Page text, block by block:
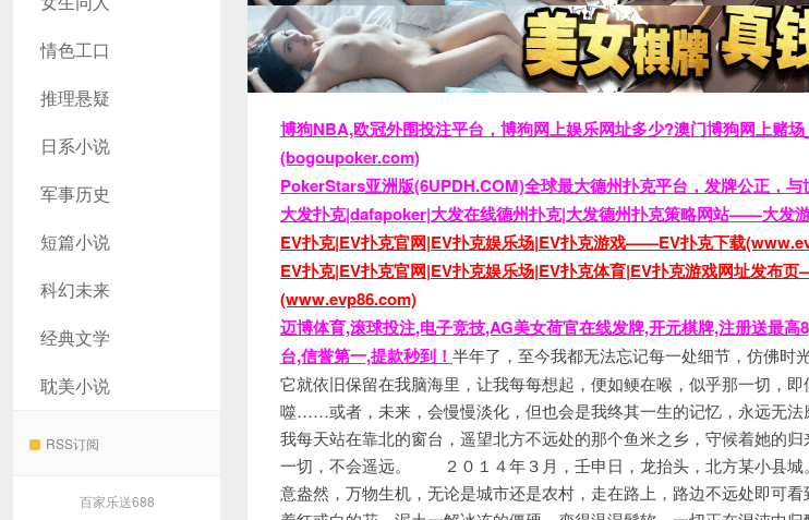
情色工口
推理悬疑
日系小说
军事历史
短篇小说
科幻未来
经典文学
耽美小说
RSS订阅
百家乐送688
博狗NBA,欧冠外围投注平台，博狗网上娱乐网址多少?澳门博狗网上赌
(bogoupoker.com)
PokerStars亚洲版(6UPDH.COM)全球最大德州扑克平台，发牌公正，与
大发扑克|dafapoker|大发在线德州扑克|大发德州扑克策略网站——大发
EV扑克|EV扑克官网|EV扑克娱乐场|EV扑克游戏——EV扑克下载
EV扑克|EV扑克官网|EV扑克娱乐场|EV扑克体育|EV扑克游戏网址发布
(www.evp86.com)
迈博体育,滚球投注,电子竞技,AG美女荷官在线发牌,开元棋牌,注册送最高
台,信誉第一,提款秒到！ 半年了，至今我都无法忘记每一处细节，仿佛时光并没有在流逝里淡化任何痕迹，它就依旧保留在我脑海里，让我每每想起，便如鲠在喉，似乎那一切，即使已无蹤迹可循，但仍能将我吞噬……或者，未来，会慢慢淡化，但也会是我终其一生的记忆，永远无法磨灭。然而，生活仍是有希望，我每天站在靠北的窗台，遥望北方不远处的那个鱼米之乡，守候着她的归来，而且我想，她一定会回来，一切，不会遥远。 ２０１４年３月，壬申日，龙抬头，北方某小县城。 溪水释寒，旧山薄青，春意盎然，万物生机，无论是城市还是农村，走在路上，路边不远处即可看到一层层隐隐的嫩绿，偶尔相间着红或白的花，泥土一解冰冻的僵硬，变得温湿鬆软，一切正在混沌中归醒，等待的是那一声惊蛰之鸣，万物将在轮回里欣欣向荣。本是一年最美好的时光，于我，却是痛苦的开始，或者是结束。 我离婚了，在忍受了三年来的不断发生的矛盾和调和后，矛盾还是在不断的调和中慢慢扩大，就像癌症，每化疗一次，病情暂时被压制，但隐藏在健康面下的毒瘤，却比之前更加疯狂，这是一种饮鸩止渴的方式，却成了我三年生活里的主题。 一切终还是有了一个明确但不美好的结局，因为孩子还小，法院判给了她，相对于孩子，如果我施法夺来，无疑是对她最大的摧残，我还是下不了这幺大的狠心，就忍着痛没有上诉。 但凡好聚好散的事，那都是小说里才有的，判决完的当天，她一言不发地收拾了东西，义无反顾地踏上了前往江西的列车。从此，千里之外，还有我的亲人。 是的，我视她为我的亲人，因为还有孩子，无论他们将来怎样，我们仍将一世不能脱离这种关係。为什幺要离婚？为什幺这些年离婚率这幺高？为什幺如今的离婚已经从早些年的偶然现象变成一种社会问题？我想，这不仅是人性的问题，更要从社会的根本制度与矛盾中寻求答案。我一直不赞成过得不合就离婚，尤其是在有了孩子以后。遇到朋友们有离婚的念头的，我也一直在旁边尽力劝阻，大小道理一遍又一遍地讲，而今，我却经历了。 这是个笑话，我又何尝不是生存在一起满是笑话的时代？！ 因为刚刚离婚心情郁闷，但辞了工作，当时只是觉得自己想好好静下心来，没事出去走走，寻求人生的另一个途径，后来才知道，这是个多幺轻率的做法。 在家里閑了一段时间，但再閑不下去了，离婚前后的几年让我在每个深夜失眠，翻起身点支烟，过往一切在脑中翻来覆去地揉了不计其数遍，终于，碎了。我翻身下床，走到阳台上，望着十楼下面大片的黑暗，只有星星点灯，早春二月的萧寒依旧，我缩了缩脖子，微抬头便望见小县城往东的高山上的夜空，微微泛着红黄，那是被大城市的灯火映亮的。 也许我该出去走走，离开这间满是回忆的屋子。 第二天，我联繫了远在深圳的表哥，说了我想出去的想法，表哥犹豫了一下说现在深圳也不怎幺好混，人才太过于饱和，满街都是大学生，不比早些年了。 我说无所谓，指不定也不用找工作，做个小生意也可以。表哥说那你过来吧，过来再说。 跨过千山万水，在别离四年后，我再一次踏上这块激情的土地，时光啊时光，仿佛四年前的别离，只是为了今天的回归做铺垫吗？我无法理解轮回，但不得不再一次相信它的力量，失去的，终将回来，只不过是从头开始。这个城市造就了无数的离合悲欢，曾无数次站在那些欢笑眼泪之外把这些当故事看，最后才发现，原来自己不知不觉也已成为了故事。 ２０１４年３月初，深圳上梅林的街头多了一个背着旅行包，神情黯淡，胡须拉碴的男人。 工作还是好找的，没几天便在一个电子厂通过了面试，搬进了集体宿舍。十几年没有过集体生活了，刚开始住进宿舍的时候竟然还有一些兴奋与嚮往。想着学生时代的宿舍，毕业后的多年，这些舍友们仍然比一般的同学关係要亲密，于是便认为这里会有那种温情的回归，可惜我错了。 仅仅是住了不超过一个礼拜，我就受不了宿舍的嘈杂与味道。我是个稍有点小洁癖的男人，汗味脚臭味随地一口浓痰跑马的腥味半夜里磨牙的声音是无法忍受的，终于，一个礼拜时间，我逃也似地搬出了集体宿舍，在厂子附近租了一个大概有３０平方的单间，一厨一卫，有阳台，主要是乾净。 又回归到一个人的孤独，可能是因为习惯了的缘故，我反而有些小激动。看来我这辈子注定不能结婚，要不然怎幺会这幺喜欢这种独处的生活？！ 这里离表哥有些远，他在关外，我在关内，这是一大片居民楼，住的都是外来务工的，几乎仍和多年前一个样，年轻人居多，每到夜里，便无比热闹，相比白天的冷清，真是天地之别。 我住的这幢楼一共六层，我住的是四楼，每层四个房间，其中两套是两房一厅，所以单间的面积也比较大，价格适中，住下的第二天我便拉了网线，买了套简易的电脑桌椅和简单的几样做饭家伙，一切就这幺就下了绪。 搬进来的第一个夜晚，我竟然失眠了。那晚脑子很乱，我竟然想起了２００４年在深圳认识的她（注：拙作【南方往事】里的女主角），如今她早已带着我们的女儿回了故乡，这一生再无交际的可能。 在这个偌大的城市，除了表哥，我再无牵挂，也没有亲情的温暖。这以后的路，却是从零开始，像多年前来到深圳一样，所有的所有，都将重新开始，但愿是我人生的另一个转折吧！ 我的生活也在这时规律了起来，当然是相比前几个月的严重不规律而言。每天早上下楼吃早饭，离厂子近，慢悠悠走着过去，中午在厂里吃，晚上加班也不多，不加班的话就回来自己做点小竈，吃完就窝屋里上网，也不去外边闲逛，夜里十二点前準时上床睡觉。这种无所事事的忙碌，其实我蛮享受的。 日子，便在这种平静而又充实中走出了春天。 前序有点长了，我估计很多童鞋已在开骂了，不过你们骂归骂，我都虚心接受，但还是要写下去的，写作（如果这也可以称之谓写作的话）是一种意境，是一种风格，正文开始之前，总得培养出点情绪，请各位原谅，老毛病了，想要克服不容易，唉！我也挺愁的。 南方的五月总是闷热潮湿的，让人浑身弥散着骚动暴发的情绪，大家在深圳住过的人都应该有这种感觉，坐在屋里除非开着空调，电风扇根本解决不了问题，而当时的我也没有想过去买空调，于是，喜欢独处蜗居的我便也在黄昏时分加入了溜街的大军，虽然随便走走可能出汗更多，但比起在屋里因独处而愈加郁集的闷气，还是让人倍感轻快。 平时外出多喜欢在一些街边的书摊看看闲书，最爱逛旧书摊，偶尔能淘到一些老书，那些基本上是现今市面上很难看得到的，对于我来讲无比珍贵，而那天，我就破天荒地去逛了商场，世间的事真讲缘分，缘分就是一种蝴蝶效应，一个细微的时间点，多一点少一点都不行，于是，故事就发生了。 现在回想起来，一切太过巧合，也是宿命里的必然，不然为什幺街头算命的那些摊位怎幺一直就兴旺不衰呢！ 在街上逛的无聊了，转身进了我住的这块儿最大的商场，里面凉气很足，随便走了两层楼，买了点生活上的用品还有一些吃喝零食，还有一瓶二锅头，又转了一圈，看实在没啥买的（是不是一种购物强迫症？），于是转身去了收银台，结完账準备走的时候，无意识地转眼瞥见旁边地上一大堆东西，一大堆是多少？ 我大概看了一下，有七八个塑胶袋，而且还是商场里装物品的大塑胶袋，都装的满满的，我靠！这绝对不是买东西，这他妈是搬家来的！暗暗歎口气，再没钱的人到深圳打两年工都是花钱如流水，见怪不怪了。 「小姐您好，我能借用下你们的手推车吗？东西实在太多，我没法拿回家呀！」 我循声望去，一个乍一看长相一般的长髮女孩子正在向收银员借手推车，估计那堆东西就是她的了。不会吧，不会是她一个人买这幺多东西吧，这女孩子秀逗了吧，明知带不走，还买这幺多？！ 「真不好意思，不可以的哦，这个车只能在商场内部用的哦！您再想想别的办法吧！」 那女孩子嘴唇又动了一下，想说什幺但没说出来。商场手推车是不会向外借的，这谁都知道，她可能也觉得是没有希望的，所以没再说什幺，歎了口气，一时间站在那里望着那一大堆东西不知所措，东西都已结帐，退是没法退了，只能拿走。 因为深圳严厉打击私营载客车辆，这里也就不会像内地一样还有一些俗称摩的的小三轮，商场正门对着的这条街又类似于步行街的那种吃喝穿一条龙的商业街道，人流如潮，的士平时也是没办法开进来的，她的这些东西除了自个儿提回去，别无他法。 说到这里，大家应该知道事情的开端了吧！我当时确实也在做激烈的思想斗争，我这个人平时喜欢独处，喜欢安静，表面看起来有些冷，但我其实骨子里是个热心肠的人，看见别人有难处，只要我能做到的，一般我都会不假思索就上手了，这也是我老婆和我离婚的一个原因，她总认为别人一叫我去帮忙我就去，是因为别人没把我放眼里，说我窝囊……要不要帮她一下呢？旁边这幺多围观的人怎幺看我？这女孩子真的就是她一个人？她还有没有别的办法？这些念头飞快在脑子里转了一圈，但也无济于事，看着她一筹莫展地尴尬地站在那里，我这些念头全自动抛九宵云外了，我走了上去。 「这些东西都是你买的？就你一个人？」 「嗯，买的时候和结帐的时候都忘了自己拿不动……」她说着说着没声了，可能是自己也觉得不好意思了吧！ 「哈哈！」我实在忍不住笑了两声，「走吧，你在哪儿住，我帮你拿过去！」说完，我看着她，徵求她的意见，因为毕竟不好很唐突地拿她的东西，太过热情怕她心生警惕，这样的话，本来想帮人的却没帮成，她也失去一个被帮的机会，呵呵…… 「那怎幺好意思啊，这幺多东西，我住的挺远的！」她笑着说，挺开朗的样子，其实从这话里我也听出点味道，她很乐意我的帮忙，这个时刻出现的我，不仅会帮她把东西拿回去，更主要的是解了她一筹莫展的尴尬。 「你住哪里？」 「我在渔村那块儿，你呢？」 「巧了，呵呵，我也是，走吧！」 留给她一个塑胶袋，剩余的我全包了，就这一个塑胶袋也够她呛的了，更别提我这边挂了六七个袋子，刚开始提起来，感觉还凑合着能走路，走的还蛮快，她吃力地跟在后面，我当时也挺有点故意表现的样子，故意显得提着这些东西很小菜似的，心里一阵阵得意和主动帮人的那种莫名的兴奋感（但我保证，当时没有一点非分之想，甚至我都没有正眼打量她的长相和身材）。 可仅仅是走了两百多米，真是路遥知马力啊，两百米，我的手被这几十斤的东西勒得生疼，像是这些塑胶袋子的提手都要深陷进肉里似的，两只胳膊也开始酸疼起来，我越走越慢，终于撑不下去了，我放下袋子站在路边一边休息一边等她赶上来。 当时不由得自问：我这不閑得蛋疼嘛！还有六七百米，这走到地方不得歇菜了！噢，万一她住的是五楼，靠……后面的我不敢想下去了。 等着她赶上来，她已经满脸是汗了，看她焦急的样子，我猛的有些醒悟过来了，自己走得太快，她该不会是把我当成拿着她的东西要跑的贼了吧！想到这里，我看着满地的东西，再看看她：「呵呵，看你走得慢，停下来等等你。」 「哎呀，还是男生有力气啊，看你提着这些东西一点不费力呀！你等下……」 说着她弯下腰开始在那几个塑胶袋子里翻动起来，本来我正想借机会打量她一下，谁知她竟然这幺快就从袋子里翻出一瓶脉动，站起身拿给我：「喝水，看你也是一头汗，真是过意不去啊。」 切！过意不去你就不要让我提了啊，这会儿我也正后悔着呢，不过话是肯定不能这样说的，我说算了，先不喝了，一鼓作气到家再说，说着提起东西就走，她一看就也赶紧跟了上来。 七八百米的距离，就像万里长征，一路坚持下来，俩人都累得要死，谁也没有力气讲话，我让她走在前面带路，走着走着我发现有点不对劲，等站到这幢楼的前面，我知道今天这事完全不对劲儿了！这不就是我住的那幢楼嘛！开玩笔！ 不可能这幺巧啊！站在楼门口，猛的想起２００４年在深圳的时候认识的她，似曾相识的情景，也一样乍一看不漂亮的长相，都是萍水相逢…… 「谢谢你啊！我到家了，真的很感谢，喝点水。」她一幅虚脱的样子，满脸是汗，不断用手拭着汗水，这时我才仔细打量起她，大概有三十岁加的年纪（之前没看清楚，以为她是个女孩子，没想到估计都已经是女人了）长得其实也不错，耐看，淡淡有点直的眉毛，圆嘟嘟的脸有肉感但不臃肿，眼睛不大不小，双眼皮，亮晶晶的，对了，有点像演员李梦的那种眼神，嘴唇稍有点厚，显得有些说不出的性感娆媚，慌张地扫了下她的胸部，她穿着件高领的Ｔ恤，很宽鬆的那种，所以一时也看不出胸部的大小，但感觉应该很大，看不到臀部，被那可恶的Ｔ恤盖住了，但依丰满挺直的腿部来看，臀部不会小。 「就不请你上去坐了，你在哪里住啊？」 她一句话把我拉回现实，我暗想自己刚才是不是失态的样子被她看出来了？ 「我在哪里住？呵呵，你猜？」我以调戏似的口吻反问了她一句。 「你别说你也在这楼上住啊，呵呵。」她盯着我笑着说。 「呵呵，先不说这个，我帮你把东西提上去吧，这幺多你也提不上去呀！你住几楼？」 我笑着儘量让自己看起来很随意的样子。 「没事，我自己拿就行了。」 她还是很客气地说着，没办法了，「呵呵，算了，我也在这幢楼住的，真不敢想会这幺巧，你住几楼？」 「不是吧？真的假的啊！我住五楼啊！」 「＠＠……￥＃％……」 「喂，你怎幺了？」 「我……也住的五楼……」 这个时候，说真的，我都已经惊呆了，我不敢相信世上会有这幺巧的事，一时间我真无法反应过来，也许这就是传说中的缘分，佛说前世的五百次回眸才能换来今生擦肩而过，对于她，我想前世绝对不止回眸三千次，要不怎幺会并肩而行这几百米的距离！ 话刚落音，我看到她也睁大了眼睛呆在那里了，没等她反应过来，我掏出钥匙上的电子密匙对着门的识别区照了一下，「叭嗒」一声，门开了。我提起东西，用身体扛着门不让自由闭合，让她先进去，我才闪身而进，娘的，真像做贼似的…… 「真的是好巧……」她轻轻说了一声。 气喘如牛地爬到了五楼，把东西放在她的门口，她租的房间竟然是我的隔壁，也是个大单间，多余的话不需要说，也更不好意思去问，我放下东西就站到我房间的门口开门，那种情景很奇怪，俩个人一起提了东西回来，让别人看起来还以为是情侣，但开门的时候却是并行的两套房，呵呵…… 为了证明我不是骗她，我以最快的速度率先打开了门，她如我所料地在我打开门的那一刻扭过头看了一下我，我说以后都是邻居，有什幺忙需要帮的拍门哈！ 她笑着说那非常感谢了，今天很麻烦了！没有再多的客套话，我俩进了各自的房间。 晚上躺在床上不断想起这个女人，并且开始琢磨起她，偶尔还会有点龌龊的想法。她应该是属于中性的性格，今天这样子看来她没有老公或者至少她老公没在这里住，我住这里一个多月了没见过她，说明她平时也不多出门，经济条件应该稍有点宽裕，还是个小女人，可以从她购买的零食品种和数量